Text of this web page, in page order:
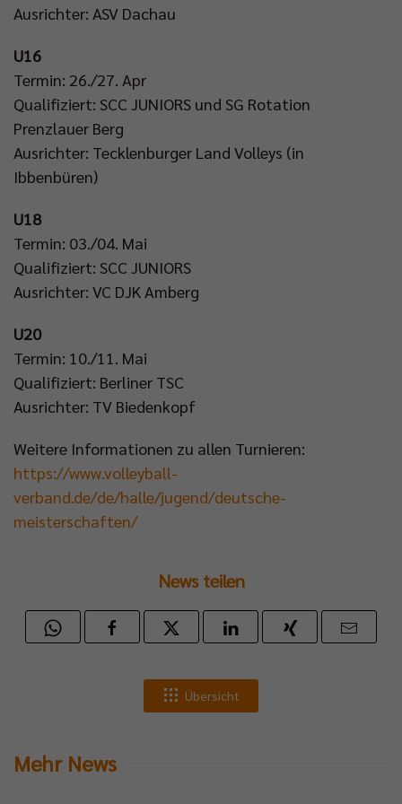
Ausrichter: ASV Dachau
U16
Termin: 26./27. Apr
Qualifiziert: SCC JUNIORS und SG Rotation
Prenzlauer Berg
Ausrichter: Tecklenburger Land Volleys (in
Ibbenbüren)
U18
Termin: 03./04. Mai
Qualifiziert: SCC JUNIORS
Ausrichter: VC DJK Amberg
U20
Termin: 10./11. Mai
Qualifiziert: Berliner TSC
Ausrichter: TV Biedenkopf
Weitere Informationen zu allen Turnieren:
https://www.volleyball-
verband.de/de/halle/jugend/deutsche-
meisterschaften/
News teilen
Übersicht
Mehr News